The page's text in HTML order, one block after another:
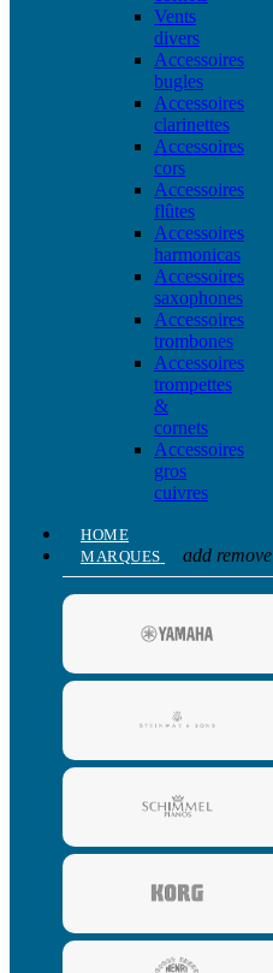
Vents
divers
Accessoires
bugles
Accessoires
clarinettes
Accessoires
cors
Accessoires
flûtes
Accessoires
harmonicas
Accessoires
saxophones
Accessoires
trombones
Accessoires
trompettes
&
cornets
Accessoires
gros
cuivres
HOME
MARQUES
add remove